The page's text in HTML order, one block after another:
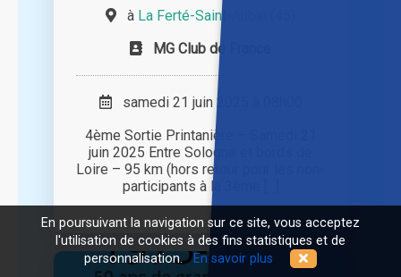
à La Ferté-Saint-Aubin (45)
MG Club de France
samedi 21 juin 2025 à 08h00
4ème Sortie Printanière – Samedi 21
juin 2025 Entre Sologne et bords de
Loire – 95 km (hors retour pour les non-
participants à la 3ème [...]
En poursuivant la navigation sur ce site, vous acceptez
l'utilisation de cookies à des fins statistiques et de
personnalisation.En savoir plus